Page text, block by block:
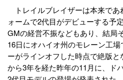
トレイルブレイザーは本来であ
ォームで2代目がデビューする予
GMの経営不振などもあり、結局
16日にオハイオ州のモレーン工
ーがラインオフした時点で絶版
から3年を経た昨年の11月に、ド